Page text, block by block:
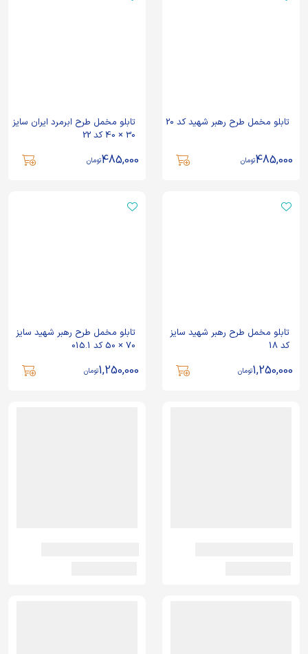
تابلو مخمل طرح رهبر شهید کد 20
485,000تومان
تابلو مخمل طرح ابرمرد ایران سایز
30 × 40 کد 22
485,000تومان
تابلو مخمل طرح رهبر شهید سایز
کد 18
1,250,000تومان
تابلو مخمل طرح رهبر شهید سایز
70 × 50 کد 015.1
1,250,000تومان